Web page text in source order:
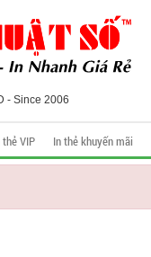
- Since 2006
thẻ VIP In thẻ khuyến mãi